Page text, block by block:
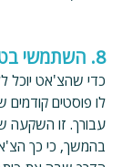
8. השתמשי בטקסטים שכתבת קודם
כדי שהצ'אט יוכל
לו פוסטים
עבורך. זו השקעה
בהמשך, כי כך